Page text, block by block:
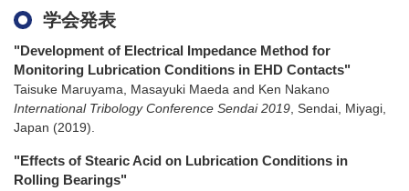
学会発表
"Development of Electrical Impedance Method for
Monitoring Lubrication Conditions in EHD Contacts"
Taisuke Maruyama, Masayuki Maeda and Ken Nakano
International Tribology Conference Sendai 2019 Sendai, Miyagi,
Japan (2019)
"Effects of Stearic Acid on Lubrication Conditions in
Rolling Bearings"